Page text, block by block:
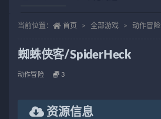
当前位置： 首页 全部游戏 动作冒险
蜘蛛侠客/SpiderHeck
动作冒险 3
资源信息